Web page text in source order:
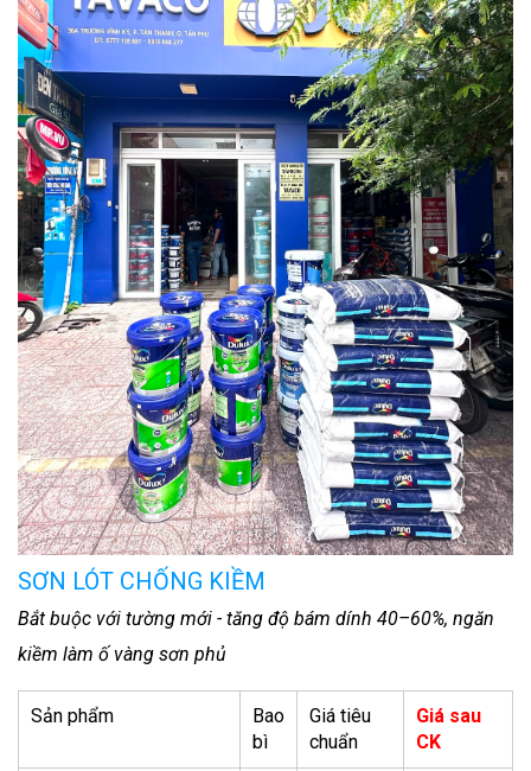
SƠN LÓT CHỐNG KIỀM
Bắt buộc với tường mới - tăng độ bám dính 40–60%, ngăn
kiềm làm ố vàng sơn phủ
Sản phẩm
Bao
bì
Giá tiêu
chuẩn
Giá sau
CK